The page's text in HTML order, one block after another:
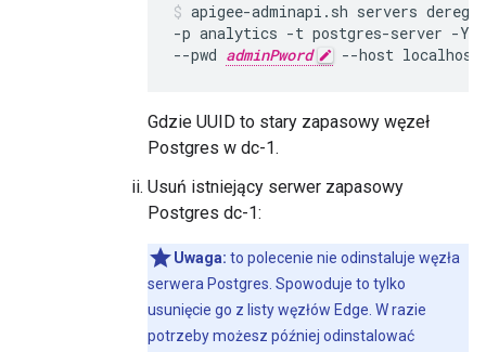
apigee-adminapi.sh servers
-p analytics -t postgres-server -Y
--pwd adminPword --host localhost
Gdzie UUID to stary zapasowy węzeł
Postgres w dc-1.
Usuń istniejący serwer zapasowy
Postgres dc-1:
Uwaga: to polecenie nie odinstaluje węzła
serwera Postgres. Spowoduje to tylko
usunięcie go z listy węzłów Edge. W razie
potrzeby możesz później odinstalować